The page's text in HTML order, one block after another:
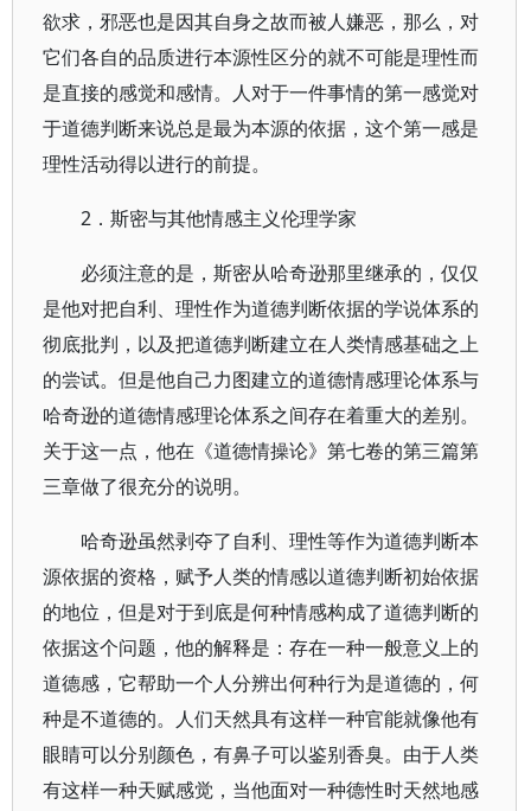
欲求，邪恶也是因其自身之故而被人嫌恶，那么，对
它们各自的品质进行本源性区分的就不可能是理性而
是直接的感觉和感情。人对于一件事情的第一感觉对
于道德判断来说总是最为本源的依据，这个第一感是
理性活动得以进行的前提。
2．斯密与其他情感主义伦理学家
必须注意的是，斯密从哈奇逊那里继承的，仅仅
是他对把自利、理性作为道德判断依据的学说体系的
彻底批判，以及把道德判断建立在人类情感基础之上
的尝试。但是他自己力图建立的道德情感理论体系与
哈奇逊的道德情感理论体系之间存在着重大的差别。
关于这一点，他在《道德情操论》第七卷的第三篇第
三章做了很充分的说明。
哈奇逊虽然剥夺了自利、理性等作为道德判断本
源依据的资格，赋予人类的情感以道德判断初始依据
的地位，但是对于到底是何种情感构成了道德判断的
依据这个问题，他的解释是：存在一种一般意义上的
道德感，它帮助一个人分辨出何种行为是道德的，何
种是不道德的。人们天然具有这样一种官能就像他有
眼睛可以分别颜色，有鼻子可以鉴别香臭。由于人类
有这样一种天赋感觉，当他面对一种德性时天然地感